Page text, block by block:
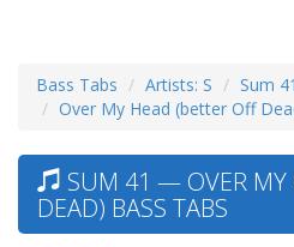
Bass Tabs Artists: S
Sum
Over My Head (better Off
SUM 41 — OVER MY
DEAD) BASS TABS